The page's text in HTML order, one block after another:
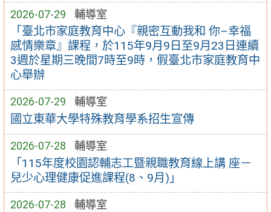
2026-07-29 輔導室
「臺北市家庭教育中心『親密互動我和 你–幸福
感情樂章』課程，於115年9月9日至9月23日連續
3週於星期三晚間7時至9時，假臺北市家庭教育中
心舉辦
2026-07-29 輔導室
國立東華大學特殊教育學系招生宣傳
2026-07-28 輔導室
「115年度校園認輔志工暨親職教育線上講 座－
兒少心理健康促進課程(8、9月)」
2026-07-28 輔導室